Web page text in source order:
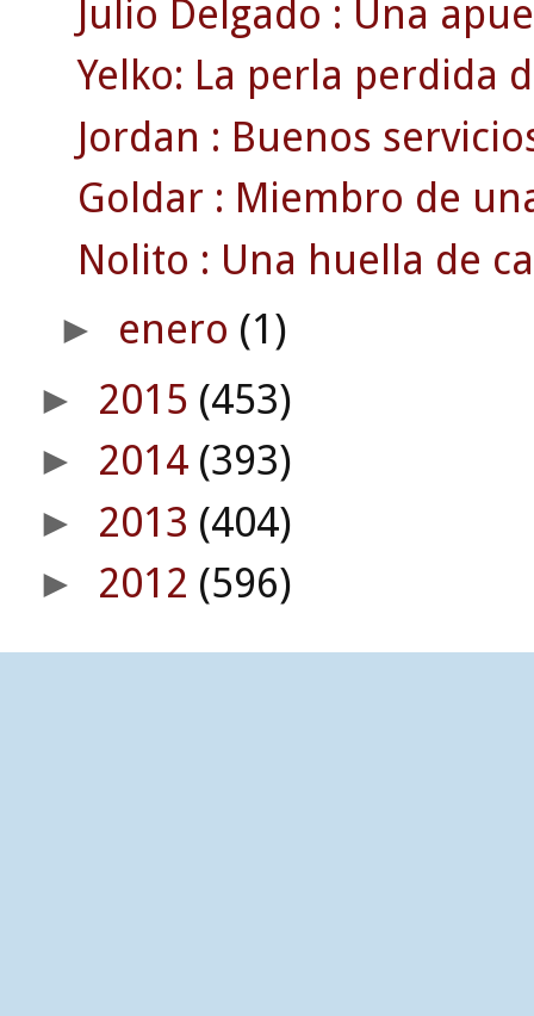
Julio Delgado : Una
Yelko: La perla perdida
Jordan : Buenos
Goldar : Miembro de
Nolito : Una huella de
► enero (1)
► 2015 (453)
► 2014 (393)
► 2013 (404)
► 2012 (596)